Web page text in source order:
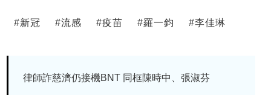
#新冠 #流感 #疫苗 #羅一鈞 #李佳琳
律師詐慈濟仍接機BNT 同框陳時中、張淑芬